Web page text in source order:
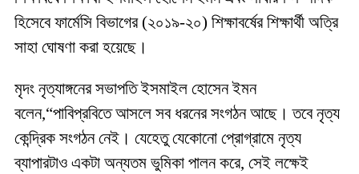
হিসেবে ফার্মেসি বিভাগের (২০১৯-২০) শিক্ষাবর্ষের শিক্ষার্থী অত্রি
সাহা ঘোষণা করা হয়েছে।
মৃদং নৃত্যাঙ্গনের সভাপতি ইসমাইল হোসেন ইমন
বলেন,“পাবিপ্রবিতে আসলে সব ধরনের সংগঠন আছে। তবে নৃত্য
কেন্দ্রিক সংগঠন নেই। যেহেতু যেকোনো প্রোগ্রামে নৃত্য
ব্যাপারটাও একটা অন্যতম ভুমিকা পালন করে, সেই লক্ষেই